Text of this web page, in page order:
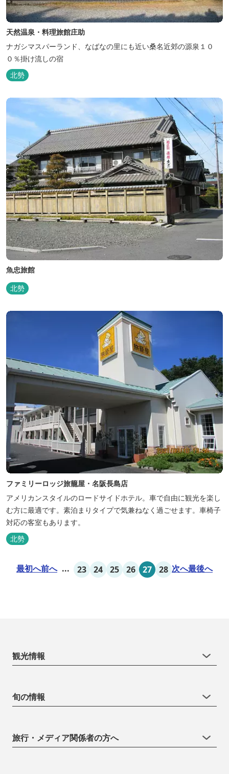
天然温泉・料理旅館庄助
ナガシマスパーランド、なばなの里にも近い桑名近郊の源泉１０
０％掛け流しの宿
北勢
魚忠旅館
北勢
ファミリーロッジ旅籠屋・名阪長島店
アメリカンスタイルのロードサイドホテル。車で自由に観光を楽し
む方に最適です。素泊まりタイプで気兼ねなく過ごせます。車椅子
対応の客室もあります。
北勢
最初へ前へ ... 23 24 25 26 27 28 次へ最後へ
観光情報
旬の情報
旅行・メディア関係者の方へ